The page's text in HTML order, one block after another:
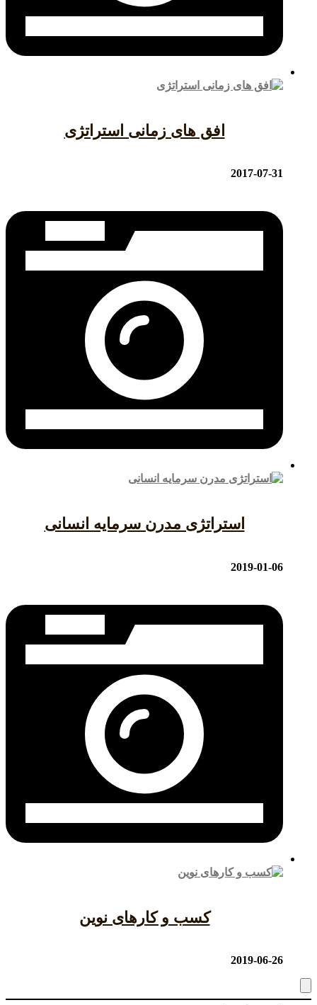
افق های زمانی استراتژی
2017-07-31
استراتژی مدرن سرمایه انسانی
2019-01-06
کسب و کارهای نوین
2019-06-26